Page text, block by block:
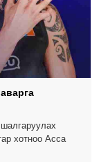
хотноо Асса